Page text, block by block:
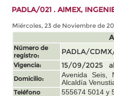
PADLA/021 . AIMEX,
Miércoles, 23 de Noviembre de
Número de
registro:
PADLA/
Vigencia: 15/09/2025
Domicilio:
Avenida
Alcaldía
Teléfono
555674 5014 y